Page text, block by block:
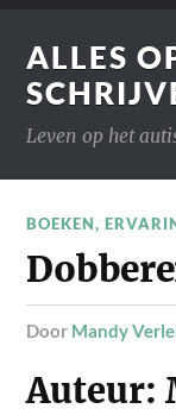
ALLES
Leven op het
BOEKEN,
door Mandy
Auteur: